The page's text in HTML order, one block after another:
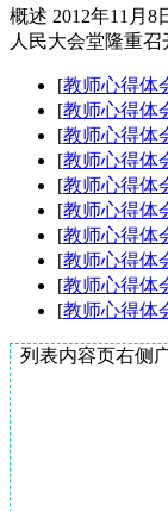
概述 2012年11月
人民大会堂隆重
[教师心得体
[教师心得体
[教师心得体
[教师心得体
[教师心得体
[教师心得体
[教师心得体
[教师心得体
[教师心得体
[教师心得体
列表内容页右侧